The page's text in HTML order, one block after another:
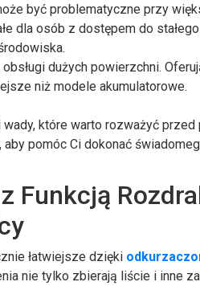
być problematyczne przy
dla osób z dostępem do
dużych powierzchni.
niż modele akumulatorowe.
które warto rozważyć
pomóc Ci dokonać
Funkcją
łatwiejsze dzięki
nie tylko zbierają liście i inne